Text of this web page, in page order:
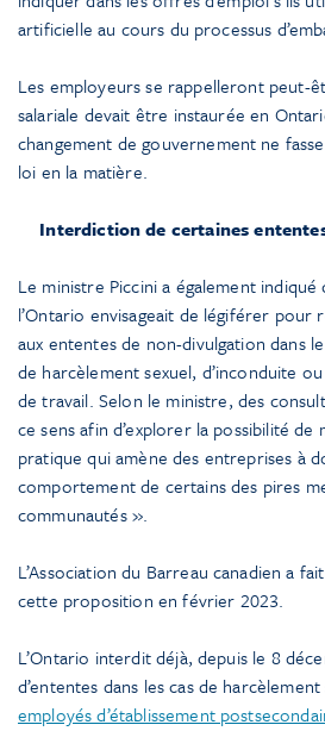
artificielle au cours du processus
Les employeurs se rappelleront peut-
salariale devait être instaurée en
changement de gouvernement ne
loi en la matière.
Interdiction de certaines
Le ministre Piccini a également
l’Ontario envisageait de légiférer
aux ententes de non-divulgation dans
de harcèlement sexuel, d’inconduite
de travail. Selon le ministre, des
ce sens afin d’explorer la possibilité
pratique qui amène des entreprises à
comportement de certains des pires
communautés ».
L’Association du Barreau canadien a
cette proposition en février 2023.
L’Ontario interdit déjà, depuis le 8
d’ententes dans les cas de
employés d’établissement